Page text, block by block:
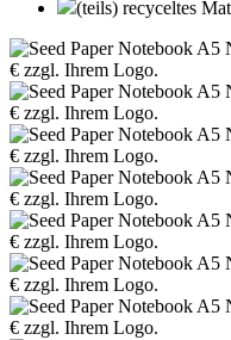
(teils) recyceltes